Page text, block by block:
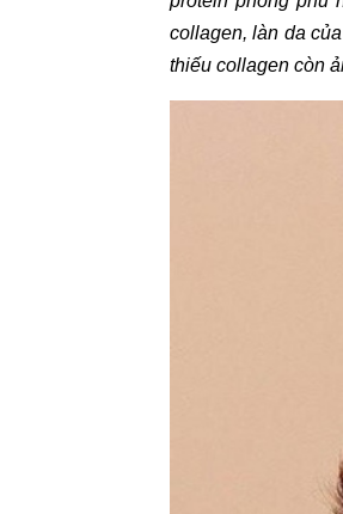
collagen, làn da
thiếu collagen còn